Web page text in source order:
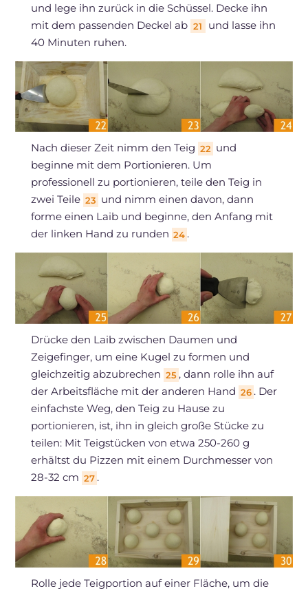
und lege ihn zurück in die Schüssel. Decke ihn
mit dem passenden Deckel ab 21
und lasse ihn
40 Minuten ruhen.
Nach dieser Zeit nimm den Teig 22 und
beginne mit dem Portionieren. Um
professionell zu portionieren, teile den Teig in
zwei Teile 23 und nimm einen davon, dann
forme einen Laib und beginne, den Anfang mit
der linken Hand zu runden 24 .
Drücke den Laib zwischen Daumen und
Zeigefinger, um eine Kugel zu formen und
gleichzeitig abzubrechen 25 , dann rolle ihn auf
der Arbeitsfläche mit der anderen Hand 26 . Der
einfachste Weg, den Teig zu Hause zu
portionieren, ist, ihn in gleich große Stücke zu
teilen: Mit Teigstücken von etwa 250-260 g
erhältst du Pizzen mit einem Durchmesser von
28-32 cm 27 .
Rolle jede Teigportion auf einer Fläche, um die